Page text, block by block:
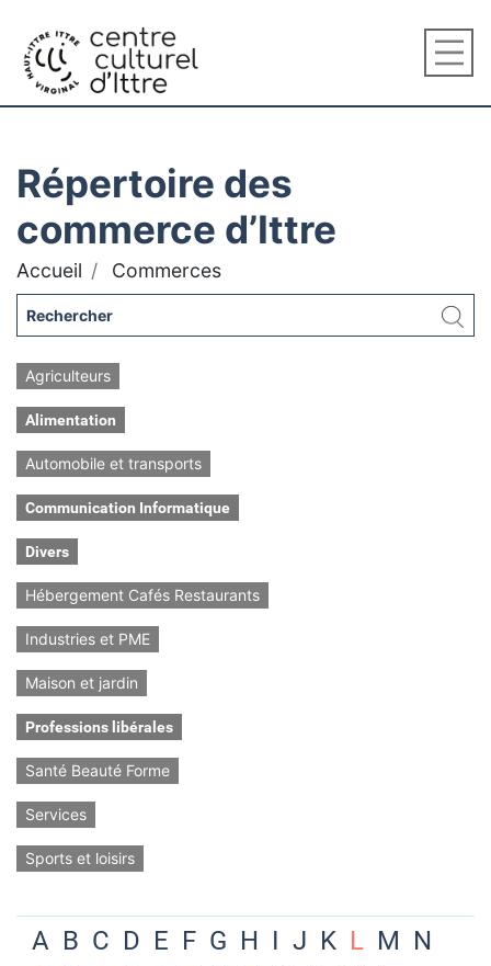
Répertoire des
commerce d’Ittre
Accueil Commerces
Agriculteurs
Alimentation
Automobile et transports
Communication Informatique
Divers
Hébergement Cafés Restaurants
Industries et PME
Maison et jardin
Professions libérales
Santé Beauté Forme
Services
Sports et loisirs
A B C D E F G H I J K L M N